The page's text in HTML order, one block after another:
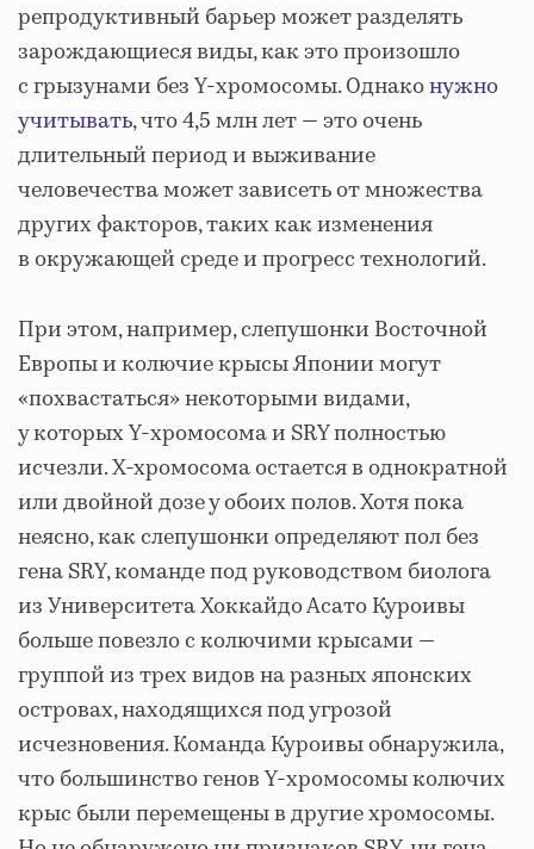
репродуктивный барьер может разделять
зарождающиеся виды, как это произошло
с грызунами без Y-хромосомы. Однаконужно
учитывать, что 4,5 млн лет — это очень
длительный период и выживание
человечества может зависеть от множества
других факторов, таких как изменения
в окружающей среде и прогресс технологий.
При этом, например, слепушонки Восточной
Европы и колючие крысы Японии могут
«похвастаться» некоторыми видами,
у которых Y-хромосома и SRY полностью
исчезли. Х-хромосома остается в однократной
или двойной дозе у обоих полов. Хотя пока
неясно, как слепушонки определяют пол без
гена SRY, команде под руководством биолога
из Университета Хоккайдо Асато Куроивы
больше повезло с колючими крысами —
группой из трех видов на разных японских
островах, находящихся под угрозой
исчезновения. Команда Куроивы обнаружила,
что большинство генов Y-хромосомы колючих
крыс были перемещены в другие хромосомы.